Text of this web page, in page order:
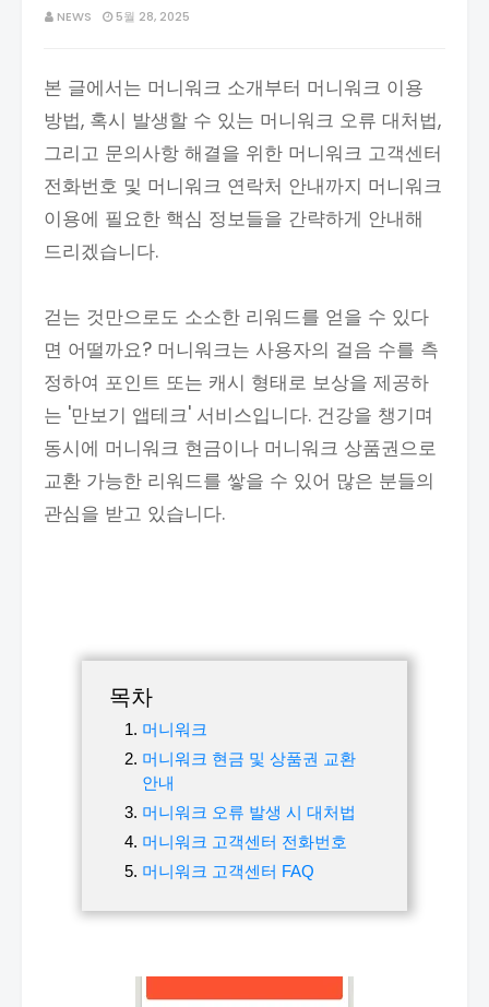
NEWS 5월 28, 2025
본 글에서는 머니워크 소개부터 머니워크 이용
방법, 혹시 발생할 수 있는 머니워크 오류 대처법,
그리고 문의사항 해결을 위한 머니워크 고객센터
전화번호 및 머니워크 연락처 안내까지 머니워크
이용에 필요한 핵심 정보들을 간략하게 안내해
드리겠습니다.
걷는 것만으로도 소소한 리워드를 얻을 수 있다
면 어떨까요? 머니워크는 사용자의 걸음 수를 측
정하여 포인트 또는 캐시 형태로 보상을 제공하
는 '만보기 앱테크' 서비스입니다. 건강을 챙기며
동시에 머니워크 현금이나 머니워크 상품권으로
교환 가능한 리워드를 쌓을 수 있어 많은 분들의
관심을 받고 있습니다.
목차
머니워크
머니워크 현금 및 상품권 교환
안내
머니워크 오류 발생 시 대처법
머니워크 고객센터 전화번호
머니워크 고객센터 FAQ